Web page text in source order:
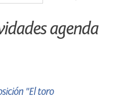
agenda
"El toro